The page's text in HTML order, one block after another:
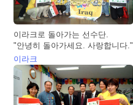
이라크로 돌아가는 선수단.
"안녕히 돌아가세요. 사랑합니다."
이라크